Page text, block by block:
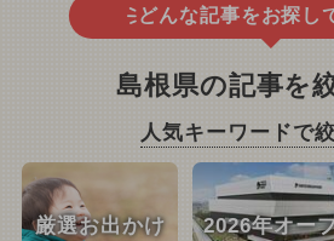
どんな記事をお探し
島根県の記事を
人気キーワードで
厳選お出かけ
2026年オー